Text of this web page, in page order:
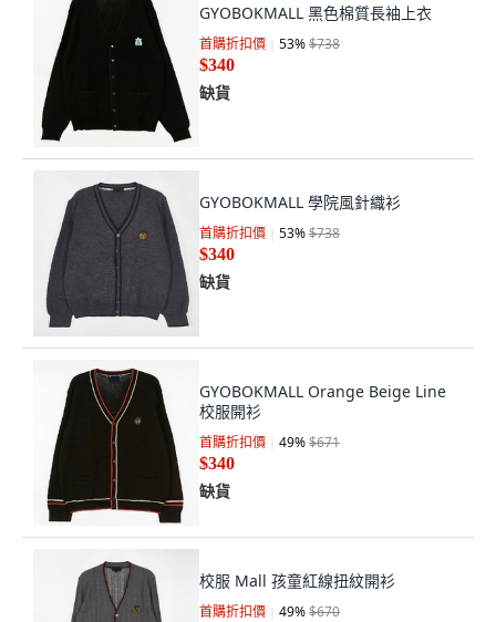
GYOBOKMALL 黑色棉質長袖上衣
首購折扣價 53%$738
$340
缺貨
GYOBOKMALL 學院風針織衫
首購折扣價 53%$738
$340
缺貨
GYOBOKMALL Orange Beige Line
校服開衫
首購折扣價 49%$671
$340
缺貨
校服 Mall 孩童紅線扭紋開衫
首購折扣價 49%$670